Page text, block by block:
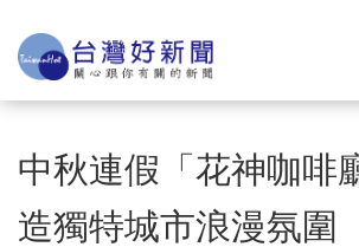
中秋連假「花神咖
造獨特城市浪漫氛圍